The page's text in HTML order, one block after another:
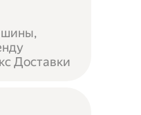
Доставки